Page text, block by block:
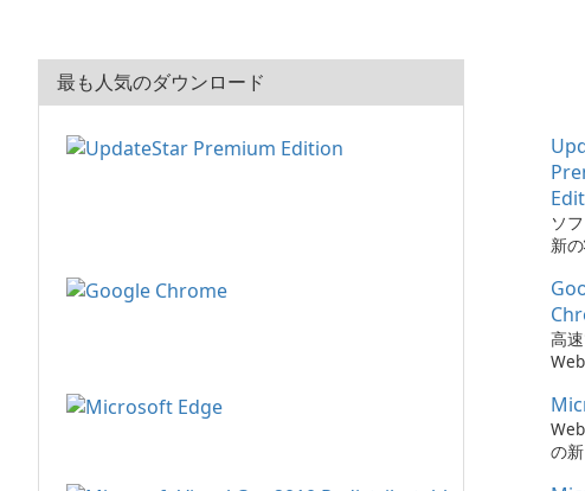
最も人気のダウンロード
ソ
新
で
簡
た。
高
の